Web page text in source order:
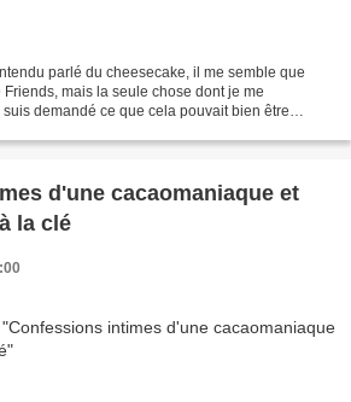
parlé du cheesecake, il me semble que
mais la seule chose dont je me
demandé ce que cela pouvait bien être
d'une cacaomaniaque et
la clé